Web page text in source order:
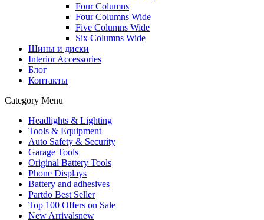
Four Columns
Four Columns Wide
Five Columns Wide
Six Columns Wide
Шины и диски
Interior Accessories
Блог
Контакты
Category Menu
Headlights & Lighting
Tools & Equipment
Auto Safety & Security
Garage Tools
Original Battery Tools
Phone Displays
Battery and adhesives
Partdo Best Seller
Top 100 Offers on Sale
New Arrivalsnew